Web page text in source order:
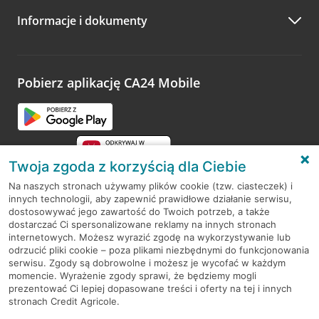
Zachęcamy do podzielenia się z nami opinią o wizycie.
opinie.
Informacje i dokumenty
Pobierz aplikację CA24 Mobile
RODO
Regulamin serwisu
Mapa serwisu
PolitykaCookies
Twoja zgoda z korzyścią dla Ciebie
Na naszych stronach używamy plików cookie (tzw. ciasteczek) i
innych technologii, aby zapewnić prawidłowe działanie serwisu,
dostosowywać jego zawartość do Twoich potrzeb, a także
dostarczać Ci spersonalizowane reklamy na innych stronach
internetowych. Możesz wyrazić zgodę na wykorzystywanie lub
odrzucić pliki cookie – poza plikami niezbędnymi do funkcjonowania
serwisu. Zgody są dobrowolne i możesz je wycofać w każdym
momencie. Wyrażenie zgody sprawi, że będziemy mogli
prezentować Ci lepiej dopasowane treści i oferty na tej i innych
stronach Credit Agricole.